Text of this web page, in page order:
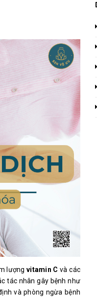
lượngvitamin C và các
tác nhân gây bệnh như
và phòng ngừa bệnh